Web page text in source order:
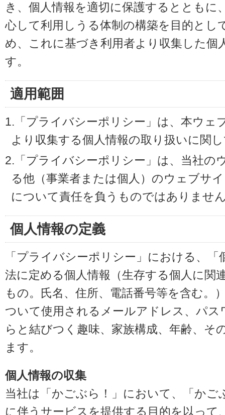
き、個人情報を適切に保護するとともに
心して利用しうる体制の構築を目的とし
め、これに基づき利用者より収集した個
す。
適用範囲
1.「プライバシーポリシー」は、本ウェ
より収集する個人情報の取り扱いに関
2.「プライバシーポリシー」は、当社の
る他（事業者または個人）のウェブサ
について責任を負うものではありませ
個人情報の定義
「プライバシーポリシー」における、
法に定める個人情報（生存する個人に関
もの。氏名、住所、電話番号等を含む。
ついて使用されるメールアドレス、パ
らと結びつく趣味、家族構成、年齢、そ
ます。
個人情報の収集
当社は「かごぶら！」において、「か
に伴うサービスを提供する目的を以って